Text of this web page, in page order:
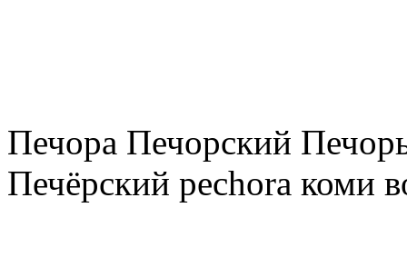
Печора Печорский
Печёрский pechora коми